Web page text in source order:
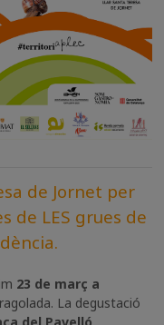
de Jornet per
de LES grues de
23 de març a
La degustació